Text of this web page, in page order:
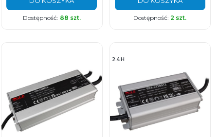
Dostępność: 88 szt. Dostępność: 2 szt.
24H